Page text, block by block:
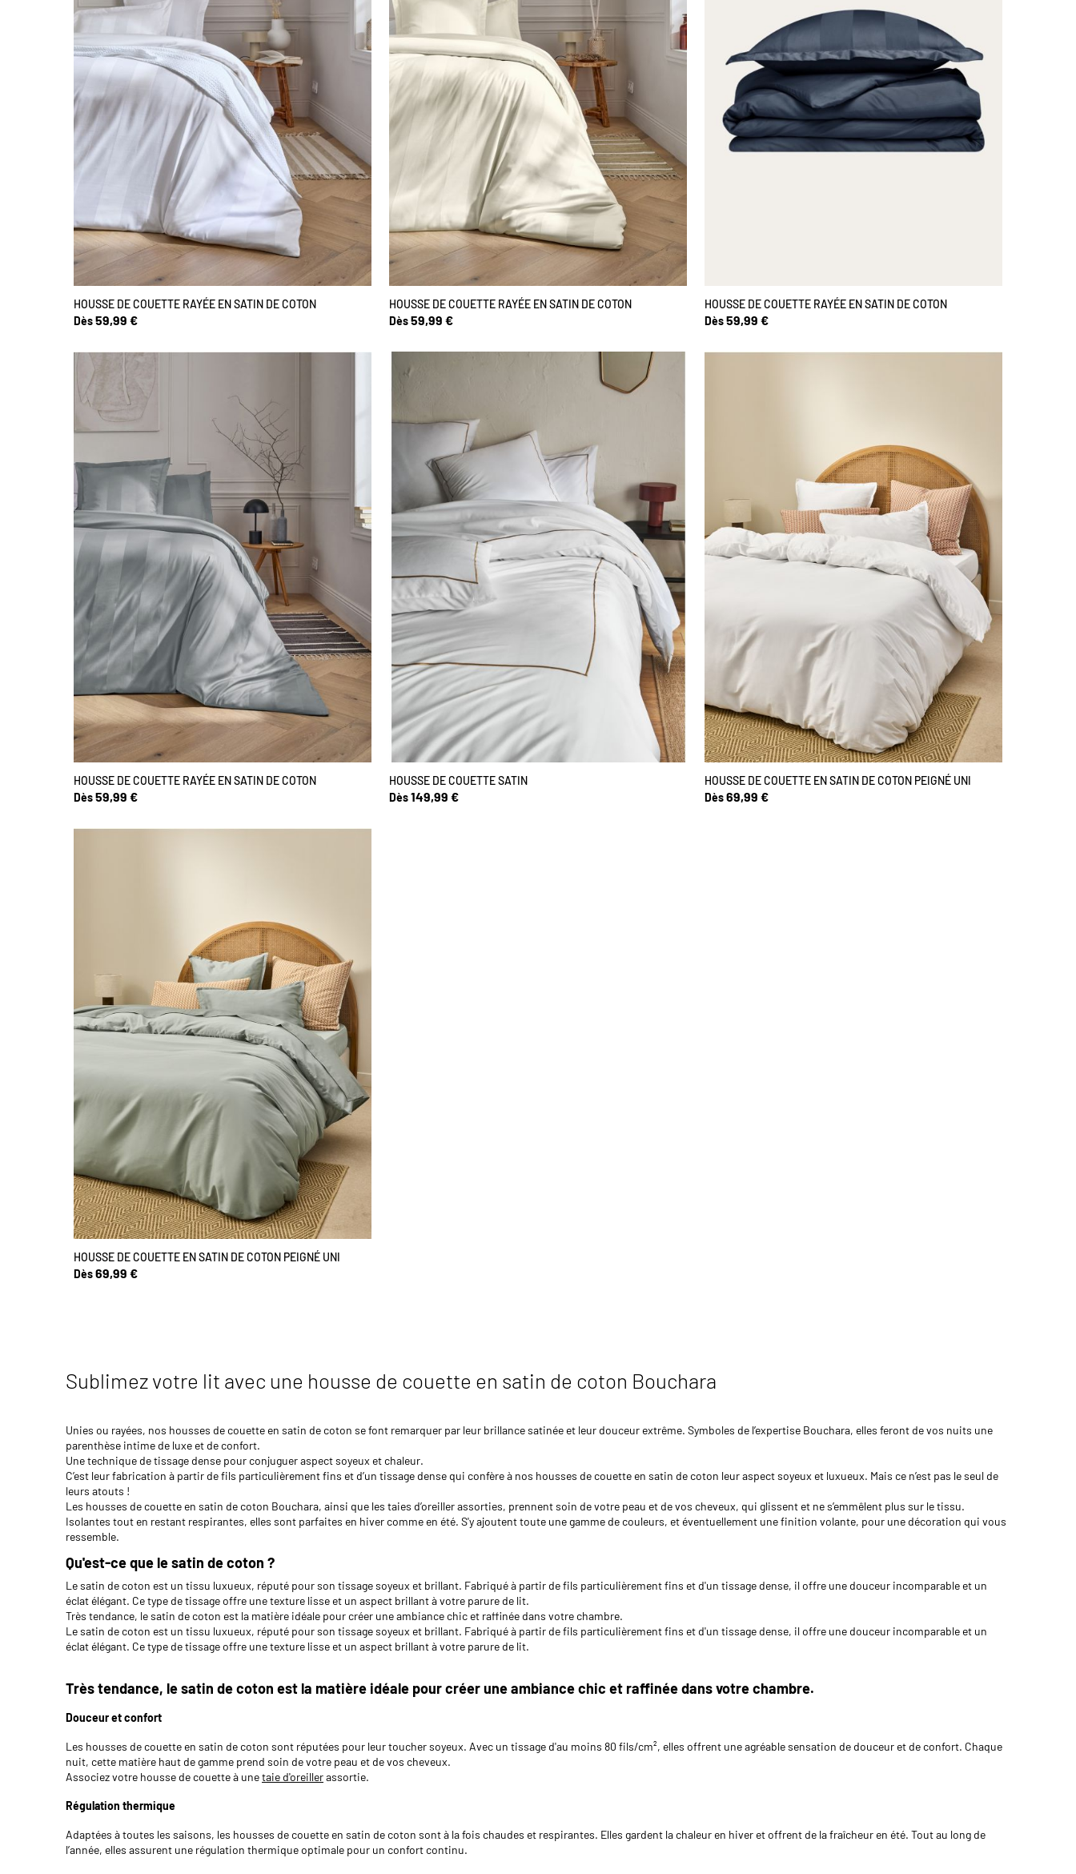
HOUSSE DE COUETTE RAYÉE EN SATIN DE COTON
Dès59,99 €
HOUSSE DE COUETTE RAYÉE EN SATIN DE COTON
Dès59,99 €
HOUSSE DE COUETTE RAYÉE EN SATIN DE COTON
Dès59,99 €
HOUSSE DE COUETTE RAYÉE EN SATIN DE COTON
Dès59,99 €
HOUSSE DE COUETTE SATIN
Dès149,99 €
HOUSSE DE COUETTE EN SATIN DE COTON PEIGNÉ UNI
Dès69,99 €
HOUSSE DE COUETTE EN SATIN DE COTON PEIGNÉ UNI
Dès69,99 €
Sublimez votre lit avec une housse de couette en satin de coton Bouchara
Unies ou rayées, nos housses de couette en satin de coton se font remarquer par leur brillance satinée et leur douceur extrême. Symboles de l’expertise Bouchara, elles feront de vos nuits une
parenthèse intime de luxe et de confort.
Une technique de tissage dense pour conjuguer aspect soyeux et chaleur.
C’est leur fabrication à partir de fils particulièrement fins et d’un tissage dense qui confère à nos housses de couette en satin de coton leur aspect soyeux et luxueux. Mais ce n’est pas le seul de
leurs atouts !
Les housses de couette en satin de coton Bouchara, ainsi que les taies d’oreiller assorties, prennent soin de votre peau et de vos cheveux, qui glissent et ne s’emmêlent plus sur le tissu.
Isolantes tout en restant respirantes, elles sont parfaites en hiver comme en été. S'y ajoutent toute une gamme de couleurs, et éventuellement une finition volante, pour une décoration qui vous
ressemble.
Qu'est-ce que le satin de coton ?
Le satin de coton est un tissu luxueux, réputé pour son tissage soyeux et brillant. Fabriqué à partir de fils particulièrement fins et d'un tissage dense, il offre une douceur incomparable et un
éclat élégant. Ce type de tissage offre une texture lisse et un aspect brillant à votre parure de lit.
Très tendance, le satin de coton est la matière idéale pour créer une ambiance chic et raffinée dans votre chambre.
Le satin de coton est un tissu luxueux, réputé pour son tissage soyeux et brillant. Fabriqué à partir de fils particulièrement fins et d'un tissage dense, il offre une douceur incomparable et un
éclat élégant. Ce type de tissage offre une texture lisse et un aspect brillant à votre parure de lit.
Très tendance, le satin de coton est la matière idéale pour créer une ambiance chic et raffinée dans votre chambre.
Douceur et confort
Les housses de couette en satin de coton sont réputées pour leur toucher soyeux. Avec un tissage d'au moins 80 fils/cm², elles offrent une agréable sensation de douceur et de confort. Chaque
nuit, cette matière haut de gamme prend soin de votre peau et de vos cheveux.
Associez votre housse de couette à unetaie d'oreillerassortie.
Régulation thermique
Adaptées à toutes les saisons, les housses de couette en satin de coton sont à la fois chaudes et respirantes. Elles gardent la chaleur en hiver et offrent de la fraîcheur en été. Tout au long de
l’année, elles assurent une régulation thermique optimale pour un confort continu.